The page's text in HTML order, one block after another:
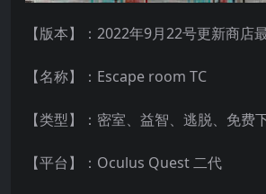
【版本】：2022年9月22号更新商店
【名称】：Escape room TC
【类型】：密室、益智、逃脱、免费
【平台】：Oculus Quest 二代